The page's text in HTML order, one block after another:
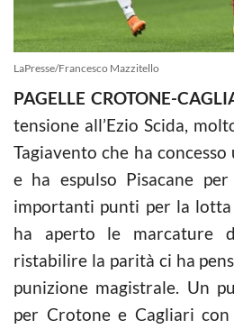
LaPresse/Francesco Mazzitello
PAGELLE CROTONE-
tensione all’Ezio Scida,
Tagiavento che ha
e ha espulso Pisacane
importanti punti per la lotta
ha aperto le marcature
ristabilire la parità ci ha
punizione magistrale. Un
per Crotone e Cagliari